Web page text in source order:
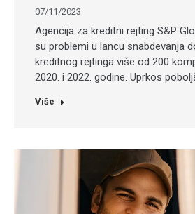
07/11/2023
Agencija za kreditni rejting S&P
su problemi u lancu snabdevanja
kreditnog rejtinga više od 200
2020. i 2022. godine. Uprkos
Više